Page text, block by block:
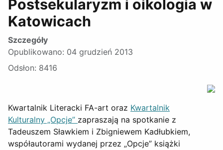
Postsekularyzm i oikologia w
Katowicach
Szczegóły
Opublikowano: 04 grudzień 2013
Odsłon: 8416
Kwartalnik Literacki FA-art oraz Kwartalnik
Kulturalny „Opcje” zapraszają na spotkanie z
Tadeuszem Sławkiem i Zbigniewem Kadłubkiem,
współautorami wydanej przez „Opcje” książki